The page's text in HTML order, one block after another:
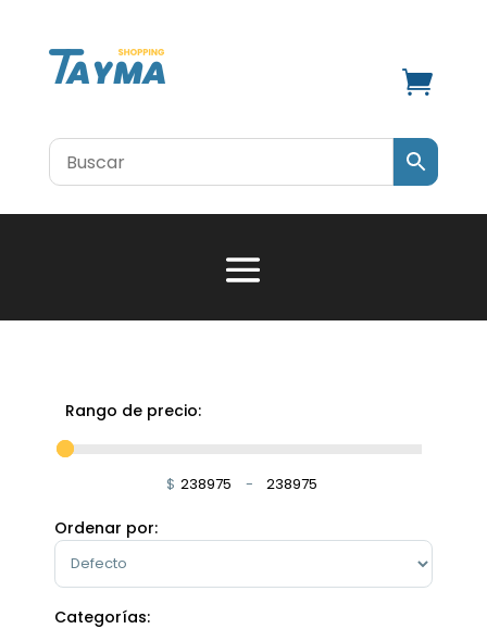

Rango de precio:
$ Minimum Price
-
Maximum Price
Ordenar por:
Sort Products
Categorías: